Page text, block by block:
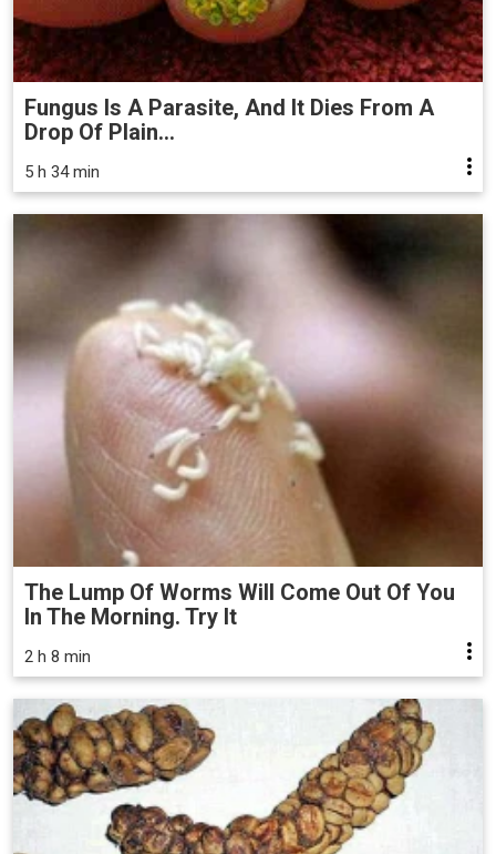
Fungus Is A Parasite, And It Dies From A
Drop Of Plain...
5 h 34 min
The Lump Of Worms Will Come Out Of You
In The Morning. Try It
2 h 8 min